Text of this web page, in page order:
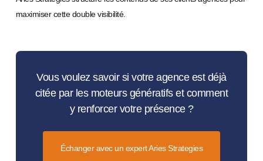
maximiser cette double visibilité.
Vous voulez savoir si votre agence est déjà
citée par les moteurs génératifs et comment
y renforcer votre présence ?
Échanger avec un expert Aries Strategies